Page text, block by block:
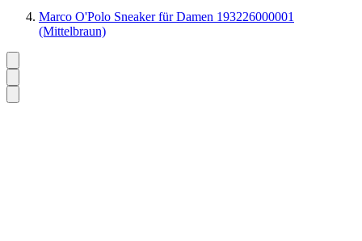
Marco O'Polo Sneaker für Damen 193226000001
(Mittelbraun)